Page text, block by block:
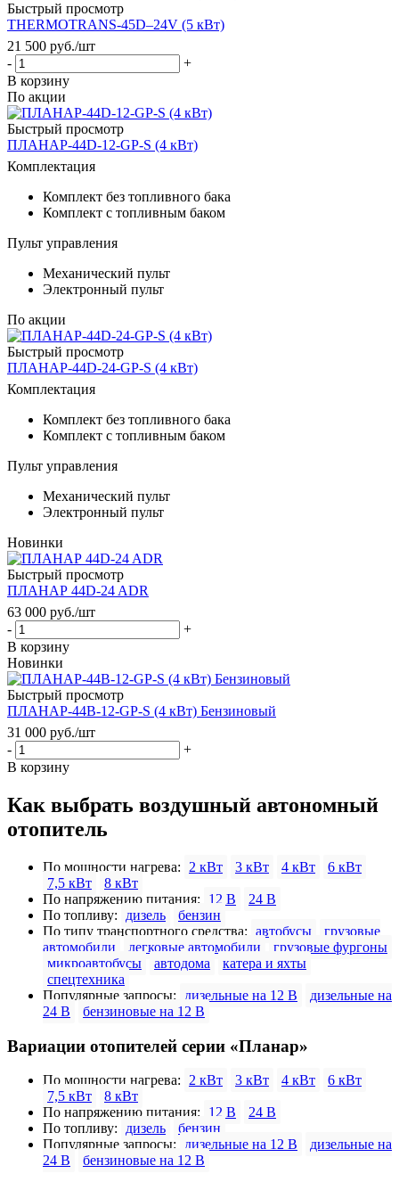
Быстрый просмотр
THERMOTRANS-45D–24V (5 кВт)
21 500 руб./шт
-
+
В корзину
По акции
Быстрый просмотр
ПЛАНАР-44D-12-GP-S (4 кВт)
Комплектация
Комплект без топливного бака
Комплект с топливным баком
Пульт управления
Механический пульт
Электронный пульт
По акции
Быстрый просмотр
ПЛАНАР-44D-24-GP-S (4 кВт)
Комплектация
Комплект без топливного бака
Комплект с топливным баком
Пульт управления
Механический пульт
Электронный пульт
Новинки
Быстрый просмотр
ПЛАНАР 44D-24 ADR
63 000 руб./шт
-
+
В корзину
Новинки
Быстрый просмотр
ПЛАНАР-44B-12-GP-S (4 кВт) Бензиновый
31 000 руб./шт
-
+
В корзину
Как выбрать воздушный автономный
отопитель
По мощности нагрева: 2 кВт 3 кВт 4 кВт
6 кВт
7,5 кВт
8 кВт
По напряжению питания:
12 В
24 В
По топливу:
дизель
бензин
По типу транспортного средства: автобусы
грузовые
автомобили
легковые автомобили
грузовые фургоны
микроавтобусы
автодома
катера и яхты
спецтехника
Популярные запросы:
дизельные на 12 В
дизельные на
24 В
бензиновые на 12 В
Вариации отопителей серии «Планар»
По мощности нагрева: 2 кВт 3 кВт 4 кВт
6 кВт
7,5 кВт
8 кВт
По напряжению питания:
12 В
24 В
По топливу: дизель
бензин
Популярные запросы:
дизельные на 12 В
дизельные на
24 В
бензиновые на 12 В